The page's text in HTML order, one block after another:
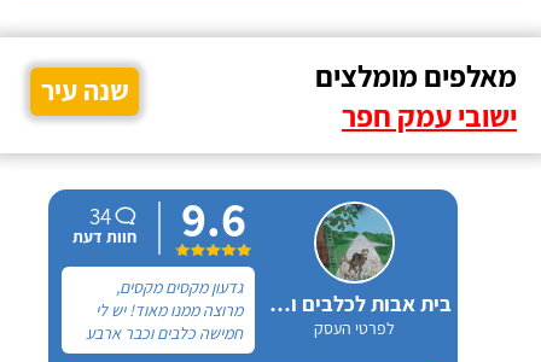
מאלפים מומלצים
ישובי עמק חפר
שנה עיר
בית אבות לכלבים ופנסיון חתולים
לפרטי העסק
9.6
34
חוות דעת
גדעון מקסים מקסים,
מרוצה ממנו מאוד! יש לי
חמישה כלבים וכבר ארבע
שנים, כל פעם שיש לי